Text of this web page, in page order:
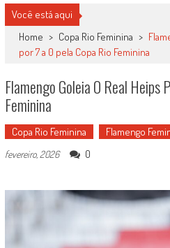
Você está aqui
Home > Copa Rio Feminina >
por 7 a 0 pela Copa Rio Feminina
Flamengo Goleia O Real Heips
Feminina
Copa Rio Feminina Flamengo
fevereiro, 2026
0